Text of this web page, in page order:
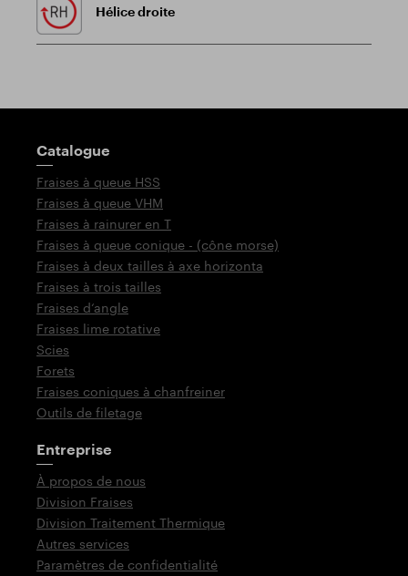
Hélice droite
Poteau indicateur
Catalogue
Fraises à queue HSS
Fraises à queue VHM
Fraises à rainurer en T
Fraises à queue conique - (cône morse)
Fraises à deux tailles à axe horizonta
Fraises à trois tailles
Fraises d‘angle
Fraises lime rotative
Scies
Forets
Fraises coniques à chanfreiner
Outils de filetage
Entreprise
À propos de nous
Division Fraises
Division Traitement Thermique
Autres services
Paramètres de confidentialité